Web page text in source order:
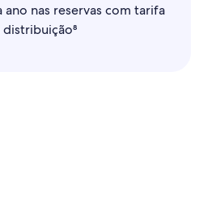
nas reservas com tarifa